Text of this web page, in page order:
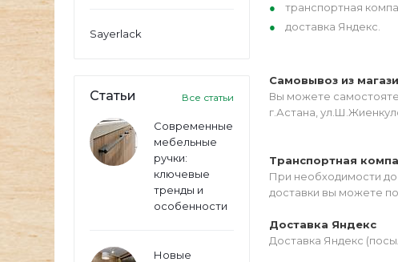
Sayerlack
Статьи Все статьи
Современные
мебельные
ручки:
ключевые
тренды и
особенности
Новые
транспортная
доставка Яндекс.
Самовывоз из
Вы можете
г.Астана,
Транспортная
При необходимости
доставки вы можете
Доставка Яндекс
Доставка Яндекс